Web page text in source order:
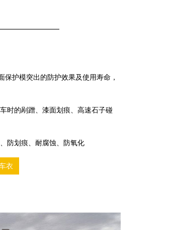
护模突出的防护效果及使用寿命，
时的剐蹭、漆面划痕、高速石子碰
防划痕、耐腐蚀、防氧化
衣